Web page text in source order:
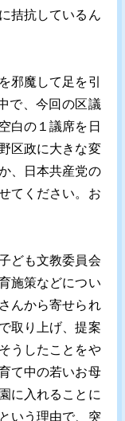
拮抗しているん
邪魔して足を引
で、今回の区議
白の１議席を日
区政に大きな変
、日本共産党の
てください。お
ども文教委員会
施策などについ
んから寄せられ
取り上げ、提案
うしたことをや
て中の若いお母
に入れることに
いう理由で、突